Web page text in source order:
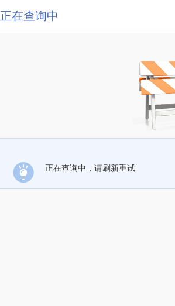
正在查询中
正在查询中，请刷新重试